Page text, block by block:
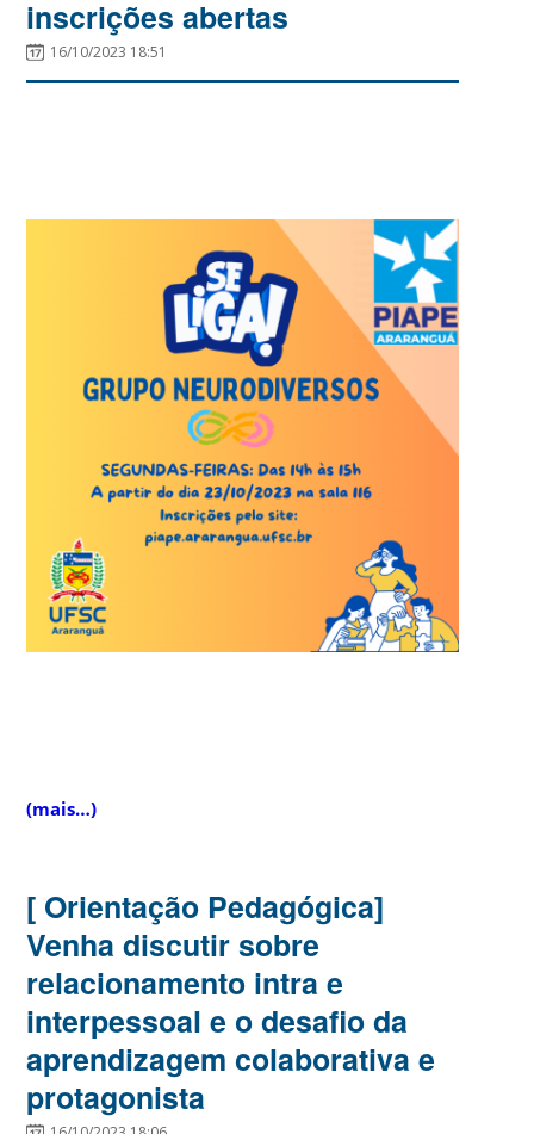
inscrições abertas
16/10/2023 18:51
(mais…)
[ Orientação Pedagógica]
Venha discutir sobre
relacionamento intra e
interpessoal e o desafio da
aprendizagem colaborativa e
protagonista